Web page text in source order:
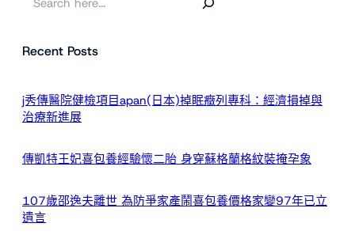
Recent Posts
j秀傳醫院健檢項目apan(日本)掉眠癥列專科：經濟損掉與
治療新進展
傳凱特王妃喜包養經驗懷二胎 身穿蘇格蘭格紋裝掩孕象
107歲邵逸夫離世 為防爭家產鬧喜包養價格家變97年已立
遺言